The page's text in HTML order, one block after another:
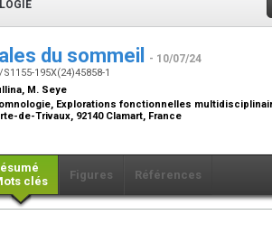
du sommeil - 10/07/24
195X(24)45858-1
M. Seye
Explorations fonctionnelles
de-Trivaux, 92140 Clamart, France
clés
Figures Références